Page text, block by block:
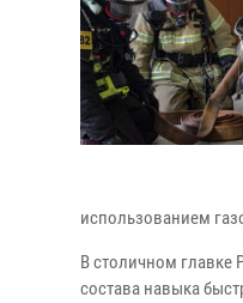
использованием
В столичном главке
состава навыка